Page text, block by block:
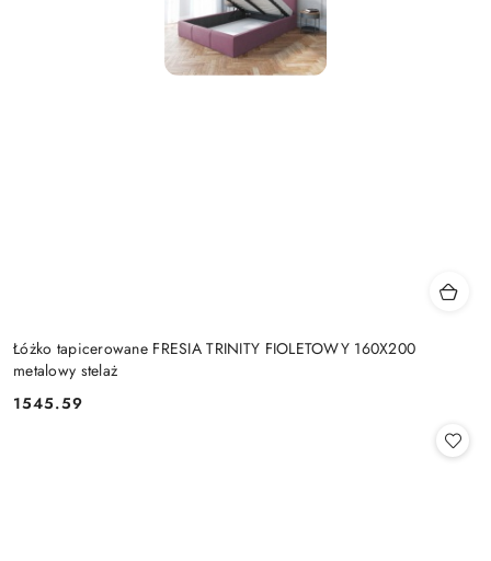
Łóżko tapicerowane FRESIA TRINITY FIOLETOWY 160X200
metalowy stelaż
Cena:
1545.59